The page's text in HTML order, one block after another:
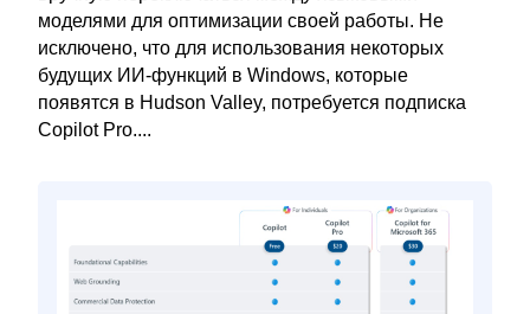
моделями для оптимизации своей работы. Не
исключено, что для использования некоторых
будущих ИИ-функций в Windows, которые
появятся в Hudson Valley, потребуется подписка
Copilot Pro....